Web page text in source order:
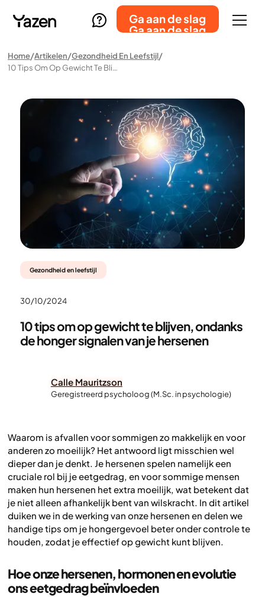
Ga aan de slag
Ga aan de slag
Home Artikelen Gezondheid En Leefstijl
10 Tips Om Op Gewicht Te Blijven, Ondanks De Honger Signalen Van Je Hersenen
Gezondheid en leefstijl
30/10/2024
10 tips om op gewicht te blijven, ondanks
de honger signalen van je hersenen
Calle Mauritzson
Geregistreerd psycholoog (M.Sc. in psychologie)
Waarom is afvallen voor sommigen zo makkelijk en voor
anderen zo moeilijk? Het antwoord ligt misschien wel
dieper dan je denkt. Je hersenen spelen namelijk een
cruciale rol bij je eetgedrag, en voor sommige mensen
maken hun hersenen het extra moeilijk, wat betekent dat
je niet alleen afhankelijk bent van wilskracht. In dit artikel
duiken we in de werking van onze hersenen en delen we
handige tips om je hongergevoel beter onder controle te
houden, zodat je effectief op gewicht kunt blijven.
Hoe onze hersenen, hormonen en evolutie
ons eetgedrag beïnvloeden